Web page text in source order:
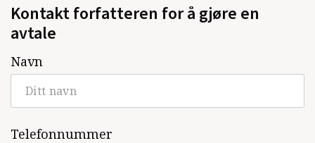
Kontakt forfatteren for å gjøre en
avtale
Navn
Telefonnummer